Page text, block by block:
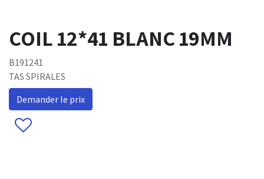
COIL 12*41 BLANC 19MM
B191241
TAS SPIRALES
Demander le prix